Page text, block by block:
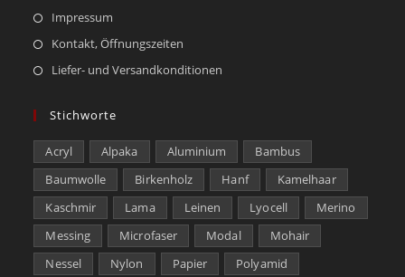
Impressum
Kontakt, Öffnungszeiten
Liefer- und Versandkonditionen
Stichworte
Acryl Alpaka Aluminium
Bambus
Baumwolle
Birkenholz Hanf
Kamelhaar
Kaschmir
Lama Leinen Lyocell
Merino
Messing
Microfaser Modal
Mohair
Nessel
Nylon Papier
Polyamid